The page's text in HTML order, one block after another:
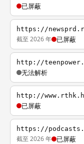
已屏蔽
https://
截至 2026 年 已屏蔽
http://
无法解析
http://
已屏蔽
https://
截至 2026 年 已屏蔽